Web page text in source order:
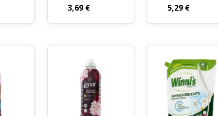
DELICATO E
AMMORBIDENTE
E
TESTATO,
FORMATO
FINO A 42
LAVAGGI, 980
3,69 €
AMMORBIDENTE
966 ML
5,29 €